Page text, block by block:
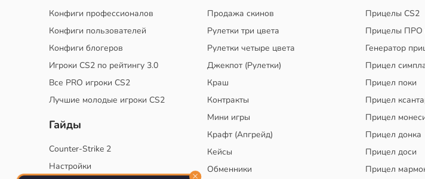
Конфиги профессионалов
Конфиги пользователей
Конфиги блогеров
Игроки CS2 по рейтингу 3.0
Все PRO игроки CS2
Лучшие молодые игроки CS2
Гайды
Counter-Strike 2
Настройки
Продажа скинов
Рулетки три цвета
Рулетки четыре цвета
Джекпот (Рулетки)
Краш
Контракты
Мини игры
Крафт (Апгрейд)
Кейсы
Обменники
Прицелы CS2
Прицелы ПРО
Генератор
Прицел
Прицел поки
Прицел
Прицел
Прицел донка
Прицел доси
Прицел